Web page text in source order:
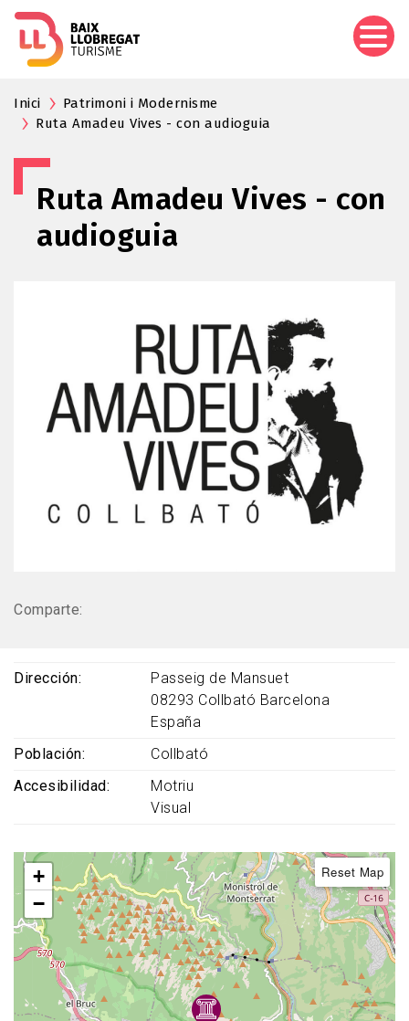
Inici
Patrimoni i Modernisme
Ruta Amadeu Vives - con audioguia
Ruta Amadeu Vives - con
audioguia
Comparte:
Dirección
Passeig de Mansuet
08293 Collbató Barcelona
España
Población
Collbató
Accesibilidad
Motriu
Visual
+
−
Reset Map